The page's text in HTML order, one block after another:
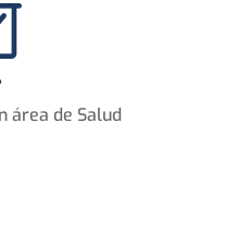
área de Salud